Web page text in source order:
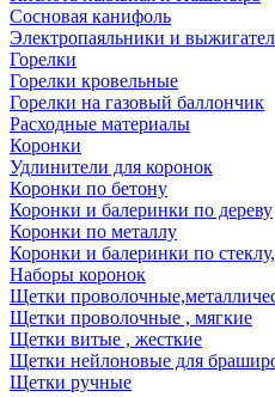
Сосновая канифоль
Электропаяльники и
Горелки
Горелки кровельные
Горелки на газовый баллончик
Расходные материалы
Коронки
Удлинители для коронок
Коронки по бетону
Коронки и балеринки по дереву
Коронки по металлу
Коронки и балеринки по
Наборы коронок
Щетки
Щетки проволочные , мягкие
Щетки витые , жесткие
Щетки нейлоновые для
Щетки ручные